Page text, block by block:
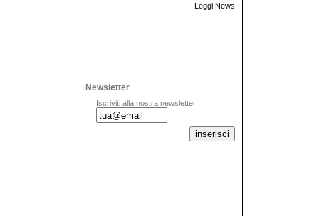
Leggi News
Newsletter
Iscriviti alla nostra newsletter